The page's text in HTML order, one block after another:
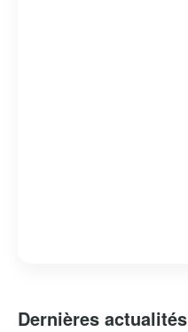
Dernières actualités